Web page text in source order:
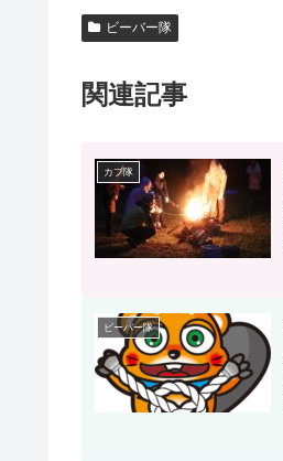
ビーバー隊
関連記事
カブ隊
ビーバー隊